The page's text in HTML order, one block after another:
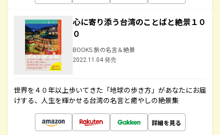
心に寄り添う台湾のことばと絶景１０
０
BOOKS 旅の名言＆絶景
2022.11.04 発売
世界を４０年以上歩いてきた「地球の歩き方」があなたにお届
けする、人生を輝かせる台湾の名言と癒やしの絶景集
詳細を見る